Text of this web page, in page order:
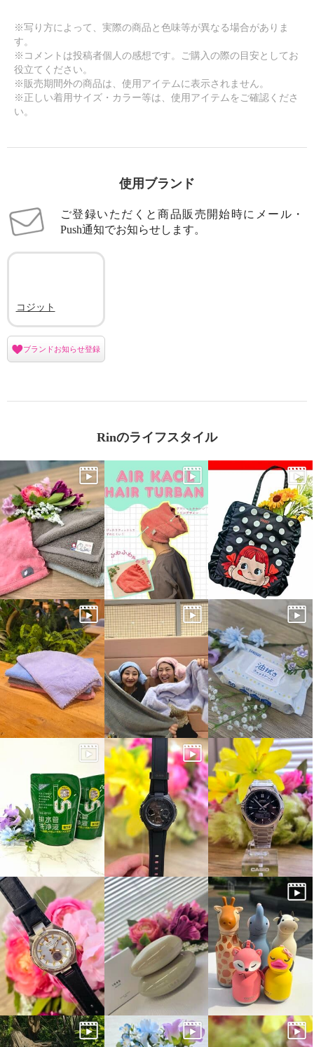
※写り方によって、実際の商品と色味等が異なる場合がありま
す。
※コメントは投稿者個人の感想です。ご購入の際の目安としてお
役立てください。
※販売期間外の商品は、使用アイテムに表示されません。
※正しい着用サイズ・カラー等は、使用アイテムをご確認くださ
い。
使用ブランド
ご登録いただくと商品販売開始時にメール・
Push通知でお知らせします。
コジット
ブランドお知らせ登録
Rinのライフスタイル